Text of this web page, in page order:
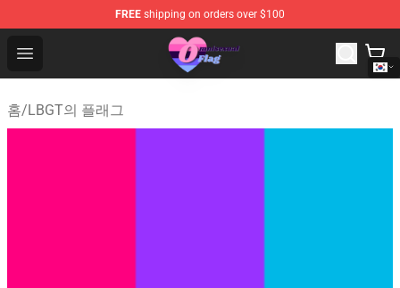
FREE shipping on orders over $100
Open menu
Omnisexual Flag Store - The Best Store of Omnisexual
홈/LBGT의 플래그